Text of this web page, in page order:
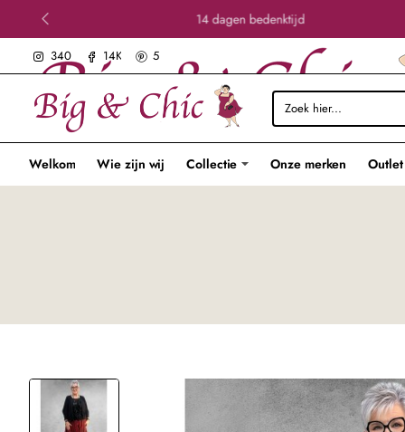
14 dagen bedenktijd
340 14K 5
Zoek
hier...
Welkom Wie zijn wij Collectie Onze merken Outlet